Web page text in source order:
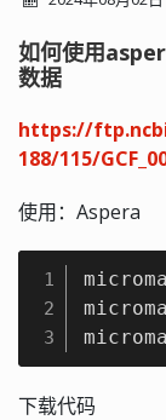
如何使用
数据
https://
188/115/
使用：Aspera
1
2
3
下载代码